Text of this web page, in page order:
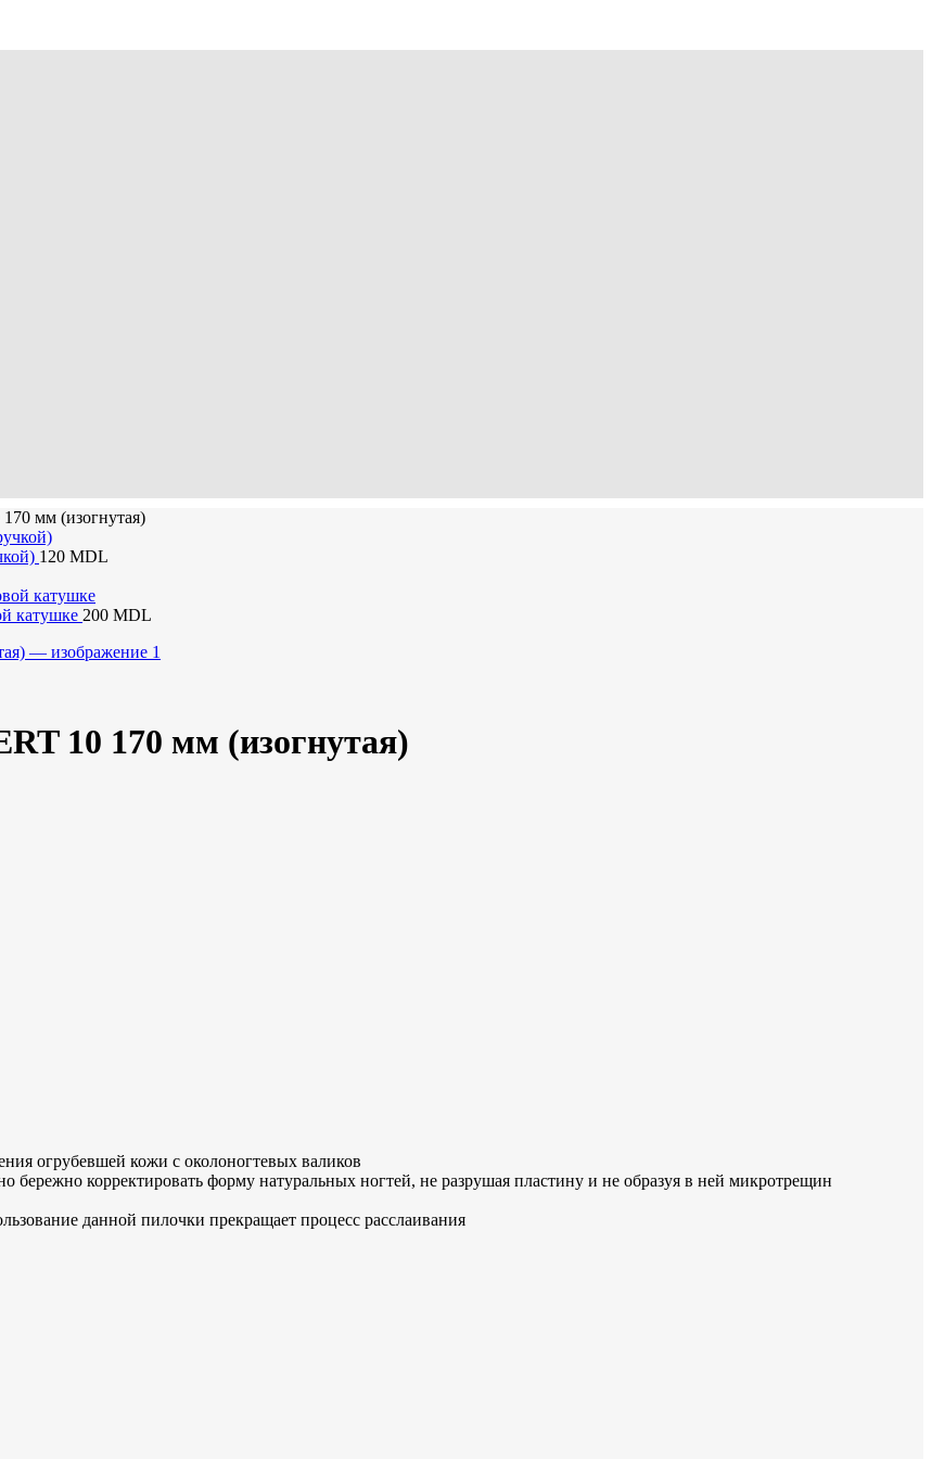
мм (изогнутая)
120 MDL
катушке 200 MDL
10 170 мм (изогнутая)
огрубевшей кожи с околоногтевых валиков
бережно корректировать форму натуральных ногтей, не разрушая пластину и не образуя в ней микротрещин
данной пилочки прекращает процесс расслаивания